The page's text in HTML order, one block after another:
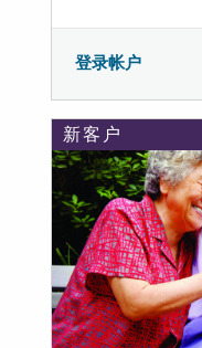
登录帐户
新客户